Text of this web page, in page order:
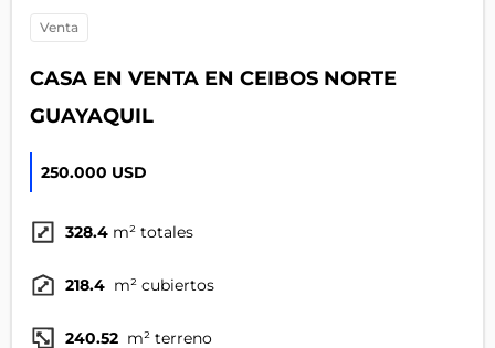
venta
CASA EN VENTA EN CEIBOS NORTE
GUAYAQUIL
250.000 USD
328.4 m² totales
218.4 m² cubiertos
240.52 m² terreno